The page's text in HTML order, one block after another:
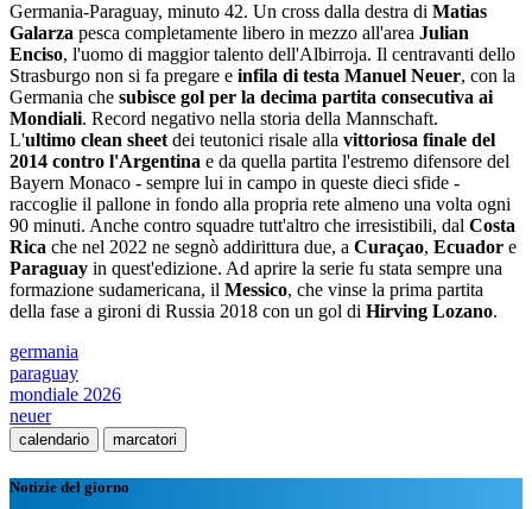
Germania-Paraguay, minuto 42. Un cross dalla destra di Matias
Galarza pesca completamente libero in mezzo all'area Julian
Enciso, l'uomo di maggior talento dell'Albirroja. Il centravanti dello
Strasburgo non si fa pregare e infila di testa Manuel Neuer, con la
Germania che subisce gol per la decima partita consecutiva ai
Mondiali. Record negativo nella storia della Mannschaft.
L'ultimo clean sheet dei teutonici risale alla vittoriosa finale del
2014 contro l'Argentina e da quella partita l'estremo difensore del
Bayern Monaco - sempre lui in campo in queste dieci sfide -
raccoglie il pallone in fondo alla propria rete almeno una volta ogni
90 minuti. Anche contro squadre tutt'altro che irresistibili, dal Costa
Rica che nel 2022 ne segnò addirittura due, a Curaçao, Ecuador e
Paraguay in quest'edizione. Ad aprire la serie fu stata sempre una
formazione sudamericana, il Messico, che vinse la prima partita
della fase a gironi di Russia 2018 con un gol di Hirving Lozano.
germania
paraguay
mondiale 2026
neuer
calendario marcatori
Notizie del giorno